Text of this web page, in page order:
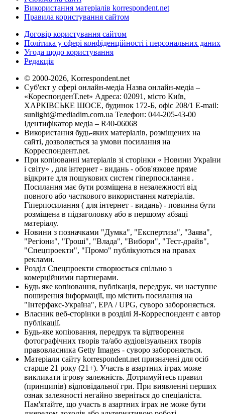
Використання матеріалів korrespondent.net
Правила користування сайтом
Договір користування сайтом
Політика у сфері конфіденційності і персональних даних
Угода щодо користування
Редакція
© 2000-2026, Korrespondent.net
Суб'єкт у сфері онлайн-медіа Назва онлайн-медіа –
«КореспонденТ.net» Адреса: 02091, місто Київ,
ХАРКІВСЬКЕ ШОСЕ, будинок 172-Б, офіс 208/1 E-mail:
sunlight@mediadim.com.ua Телефон: 044-205-43-00
Ідентифікатор медіа – R40-06068
Використання будь-яких матеріалів, розміщених на
сайті, дозволяється за умови посилання на
Корреспондент.net.
При копіюванні матеріалів зі сторінки « Новини України
і світу» , для інтернет - видань - обов'язкове пряме
відкрите для пошукових систем гіперпосилання .
Посилання має бути розміщена в незалежності від
повного або часткового використання матеріалів.
Гіперпосилання ( для інтернет - видань) - повинна бути
розміщена в підзаголовку або в першому абзаці
матеріалу.
Новини з позначками "Думка", "Експертиза", "Заява",
"Регіони", "Гроші", "Влада", "Вибори", "Тест-драйв",
"Спецпроекти", "Промо" публікуються на правах
реклами.
Розділ Спецпроекти створюється спільно з
комерційними партнерами.
Будь яке копіювання, публікація, передрук, чи наступне
поширення інформації, що містить посилання на
"Інтерфакс-Україна", EPA / UPG, суворо забороняється.
Власник веб-сторінки в розділі Я-Корреспондент є автор
публікації.
Будь-яке копіювання, передрук та відтворення
фотографічних творів та/або аудіовізуальних творів
правовласника Getty Images - суворо забороняється.
Матеріали сайту korrespondent.net призначені для осіб
старше 21 року (21+). Участь в азартних іграх може
викликати ігрову залежність. Дотримуйтесь правил
(принципів) відповідальної гри. При виявленні перших
ознак залежності негайно зверніться до спеціаліста.
Пам'ятайте, що участь в азартних іграх не може бути